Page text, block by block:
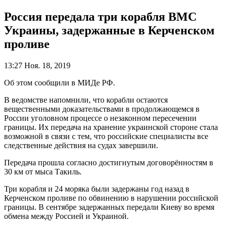
Россия передала три корабля ВМС
Украины, задержанные в Керченском
проливе
13:27 Ноя. 18, 2019
Об этом сообщили в МИДе РФ.
В ведомстве напомнили, что корабли остаются
вещественными доказательствами в продолжающемся в
России уголовном процессе о незаконном пересечении
границы. Их передача на хранение украинской стороне стала
возможной в связи с тем, что российские специалисты все
следственные действия на судах завершили.
Передача прошла согласно достигнутым договорённостям в
30 км от мыса Такиль.
Три корабля и 24 моряка были задержаны год назад в
Керченском проливе по обвинению в нарушении российской
границы. В сентябре задержанных передали Киеву во время
обмена между Россией и Украиной.